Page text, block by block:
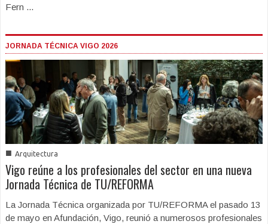
Fern ...
JORNADA TÉCNICA VIGO 2026
■ Arquitectura
Vigo reúne a los profesionales del sector en una nueva
Jornada Técnica de TU/REFORMA
La Jornada Técnica organizada por TU/REFORMA el pasado 13
de mayo en Afundación, Vigo, reunió a numerosos profesionales